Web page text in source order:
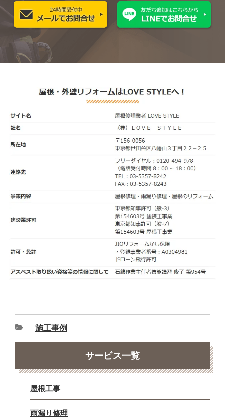
施工事例
サービス一覧
屋根工事
雨漏り修理